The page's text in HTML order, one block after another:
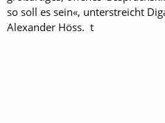
so soll es sein«, unterstreicht
Alexander Höss. t